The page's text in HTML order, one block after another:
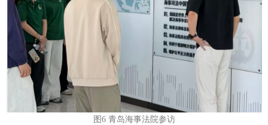
图6 青岛海事法院参访